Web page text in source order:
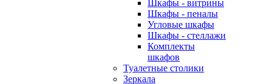
Шкафы - витрины
Шкафы - пеналы
Угловые шкафы
Шкафы - стеллажи
Комплекты
шкафов
Туалетные столики
Зеркала